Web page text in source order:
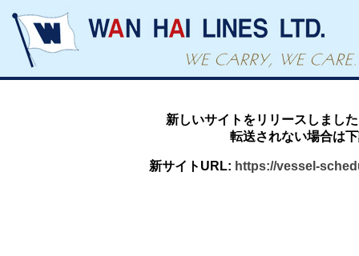
新しいサイトをリリースしまし
転送されない場合は
新サイトURL: https://vessel-